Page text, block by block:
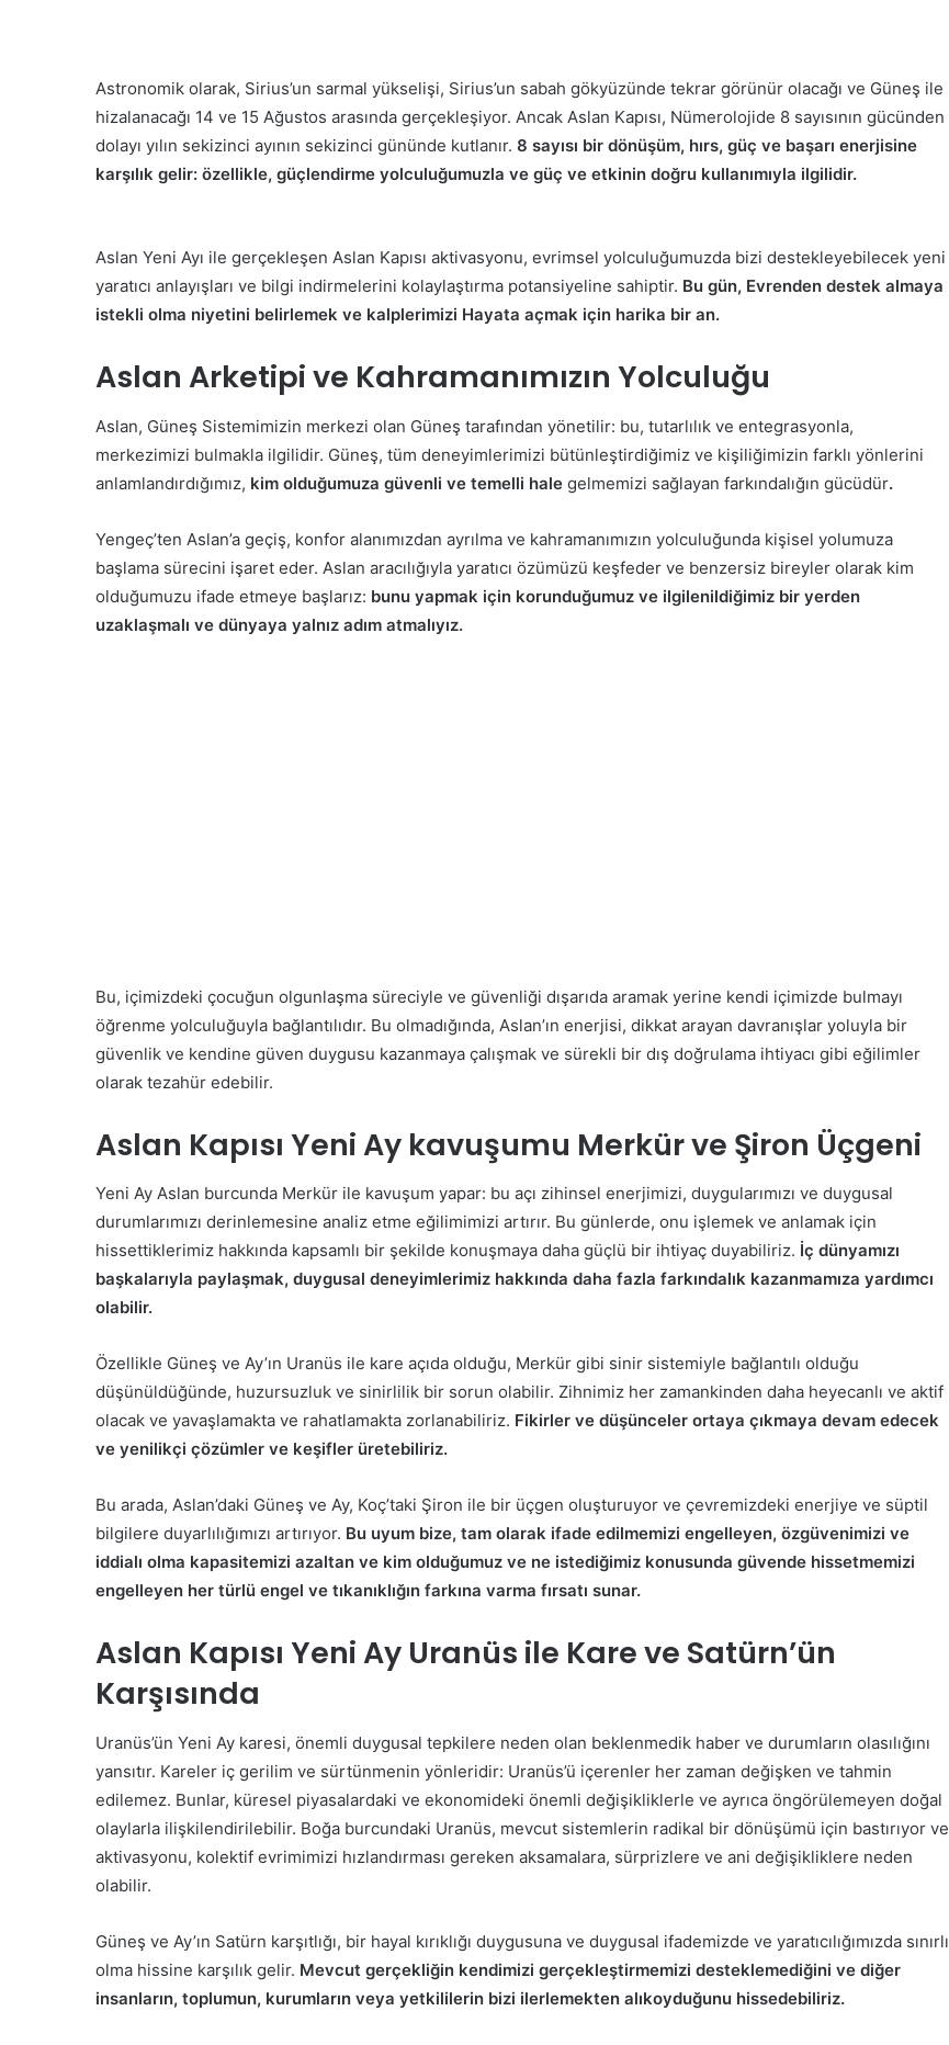
Astronomik olarak, Sirius’un sarmal yükselişi, Sirius’un sabah gökyüzünde tekrar görünür olacağı ve Güneş ile
hizalanacağı 14 ve 15 Ağustos arasında gerçekleşiyor. Ancak Aslan Kapısı, Nümerolojide 8 sayısının gücünden
dolayı yılın sekizinci ayının sekizinci gününde kutlanır. 8 sayısı bir dönüşüm, hırs, güç ve başarı enerjisine
karşılık gelir: özellikle, güçlendirme yolculuğumuzla ve güç ve etkinin doğru kullanımıyla ilgilidir.
Aslan Yeni Ayı ile gerçekleşen Aslan Kapısı aktivasyonu, evrimsel yolculuğumuzda bizi destekleyebilecek yeni
yaratıcı anlayışları ve bilgi indirmelerini kolaylaştırma potansiyeline sahiptir. Bu gün, Evrenden destek almaya
istekli olma niyetini belirlemek ve kalplerimizi Hayata açmak için harika bir an.
Aslan Arketipi ve Kahramanımızın Yolculuğu
Aslan, Güneş Sistemimizin merkezi olan Güneş tarafından yönetilir: bu, tutarlılık ve entegrasyonla,
merkezimizi bulmakla ilgilidir. Güneş, tüm deneyimlerimizi bütünleştirdiğimiz ve kişiliğimizin farklı yönlerini
anlamlandırdığımız, kim olduğumuza güvenli ve temelli hale gelmemizi sağlayan farkındalığın gücüdür.
Yengeç’ten Aslan’a geçiş, konfor alanımızdan ayrılma ve kahramanımızın yolculuğunda kişisel yolumuza
başlama sürecini işaret eder. Aslan aracılığıyla yaratıcı özümüzü keşfeder ve benzersiz bireyler olarak kim
olduğumuzu ifade etmeye başlarız: bunu yapmak için korunduğumuz ve ilgilenildiğimiz bir yerden
uzaklaşmalı ve dünyaya yalnız adım atmalıyız.
Bu, içimizdeki çocuğun olgunlaşma süreciyle ve güvenliği dışarıda aramak yerine kendi içimizde bulmayı
öğrenme yolculuğuyla bağlantılıdır. Bu olmadığında, Aslan’ın enerjisi, dikkat arayan davranışlar yoluyla bir
güvenlik ve kendine güven duygusu kazanmaya çalışmak ve sürekli bir dış doğrulama ihtiyacı gibi eğilimler
olarak tezahür edebilir.
Aslan Kapısı Yeni Ay kavuşumu Merkür ve Şiron Üçgeni
Yeni Ay Aslan burcunda Merkür ile kavuşum yapar: bu açı zihinsel enerjimizi, duygularımızı ve duygusal
durumlarımızı derinlemesine analiz etme eğilimimizi artırır. Bu günlerde, onu işlemek ve anlamak için
hissettiklerimiz hakkında kapsamlı bir şekilde konuşmaya daha güçlü bir ihtiyaç duyabiliriz. İç dünyamızı
başkalarıyla paylaşmak, duygusal deneyimlerimiz hakkında daha fazla farkındalık kazanmamıza yardımcı
olabilir.
Özellikle Güneş ve Ay’ın Uranüs ile kare açıda olduğu, Merkür gibi sinir sistemiyle bağlantılı olduğu
düşünüldüğünde, huzursuzluk ve sinirlilik bir sorun olabilir. Zihnimiz her zamankinden daha heyecanlı ve aktif
olacak ve yavaşlamakta ve rahatlamakta zorlanabiliriz. Fikirler ve düşünceler ortaya çıkmaya devam edecek
ve yenilikçi çözümler ve keşifler üretebiliriz.
Bu arada, Aslan’daki Güneş ve Ay, Koç’taki Şiron ile bir üçgen oluşturuyor ve çevremizdeki enerjiye ve süptil
bilgilere duyarlılığımızı artırıyor. Bu uyum bize, tam olarak ifade edilmemizi engelleyen, özgüvenimizi ve
iddialı olma kapasitemizi azaltan ve kim olduğumuz ve ne istediğimiz konusunda güvende hissetmemizi
engelleyen her türlü engel ve tıkanıklığın farkına varma fırsatı sunar.
Aslan Kapısı Yeni Ay Uranüs ile Kare ve Satürn’ün
Karşısında
Uranüs’ün Yeni Ay karesi, önemli duygusal tepkilere neden olan beklenmedik haber ve durumların olasılığını
yansıtır. Kareler iç gerilim ve sürtünmenin yönleridir: Uranüs’ü içerenler her zaman değişken ve tahmin
edilemez. Bunlar, küresel piyasalardaki ve ekonomideki önemli değişikliklerle ve ayrıca öngörülemeyen doğal
olaylarla ilişkilendirilebilir. Boğa burcundaki Uranüs, mevcut sistemlerin radikal bir dönüşümü için bastırıyor ve
aktivasyonu, kolektif evrimimizi hızlandırması gereken aksamalara, sürprizlere ve ani değişikliklere neden
olabilir.
Güneş ve Ay’ın Satürn karşıtlığı, bir hayal kırıklığı duygusuna ve duygusal ifademizde ve yaratıcılığımızda sınırlı
olma hissine karşılık gelir. Mevcut gerçekliğin kendimizi gerçekleştirmemizi desteklemediğini ve diğer
insanların, toplumun, kurumların veya yetkililerin bizi ilerlemekten alıkoyduğunu hissedebiliriz.